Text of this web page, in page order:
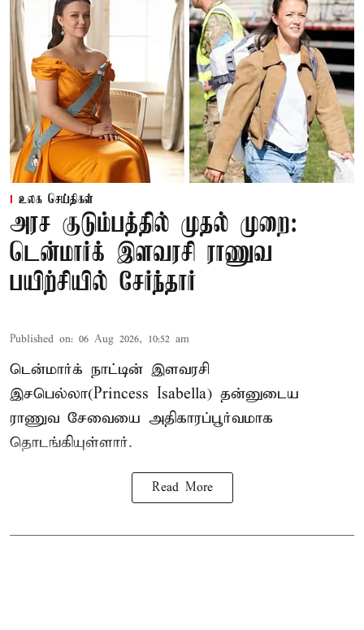
உலக செய்திகள்
அரச குடும்பத்தில் முதல் முறை:
டென்மார்க் இளவரசி ராணுவ
பயிற்சியில் சேர்ந்தார்
Published on: 06 Aug 2026, 10:52 am
டென்மார்க் நாட்டின் இளவரசி
இசபெல்லா(Princess Isabella) தன்னுடைய
ராணுவ சேவையை அதிகாரப்பூர்வமாக
தொடங்கியுள்ளார்.
Read More